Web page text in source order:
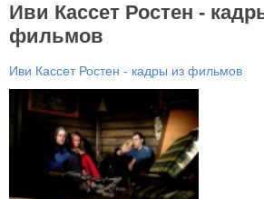
Иви Кассет Ростен -
фильмов
Иви Кассет Ростен - кадры из фильмов